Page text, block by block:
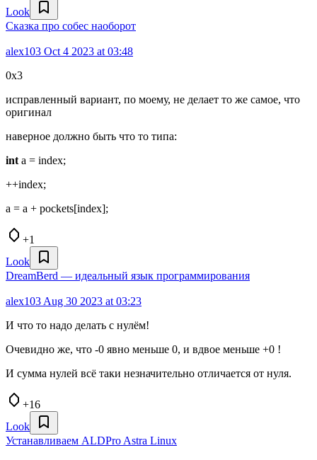
Look
Сказка про собес наоборот
alex103 Oct 4 2023 at 03:48
0x3
исправленный вариант, по моему, не делает то же самое, что
оригинал
наверное должно быть что то типа:
int a = index;
++index;
a = a + pockets[index];
+1
Look
DreamBerd — идеальный язык программирования
alex103 Aug 30 2023 at 03:23
И что то надо делать с нулём!
Очевидно же, что -0 явно меньше 0, и вдвое меньше +0 !
И сумма нулей всё таки незначительно отличается от нуля.
+16
Look
Устанавливаем ALDPro Astra Linux